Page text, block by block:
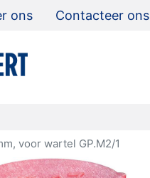
ons Contacteer ons
voor wartel GP.M2/1